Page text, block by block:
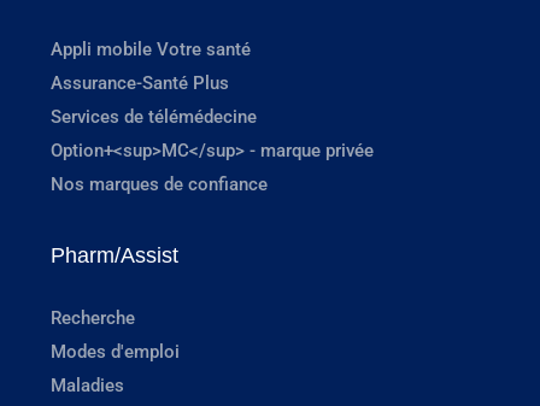
Appli mobile Votre santé
Assurance-Santé Plus
Services de télémédecine
Option+<sup>MC</sup> - marque privée
Nos marques de confiance
Pharm/Assist
Recherche
Modes d'emploi
Maladies